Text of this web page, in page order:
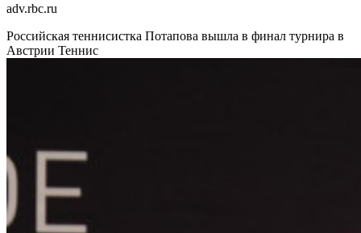
adv.rbc.ru
Российская теннисистка Потапова вышла в финал турнира в
Австрии Теннис